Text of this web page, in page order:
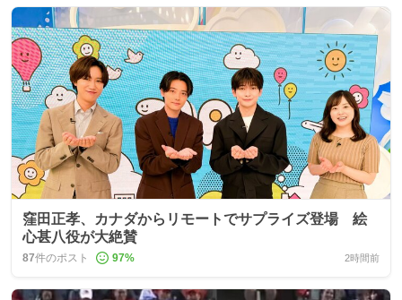
窪田正孝、カナダからリモートでサプライズ登場 絵
心甚八役が大絶賛
87件のポスト 97% 2時間前